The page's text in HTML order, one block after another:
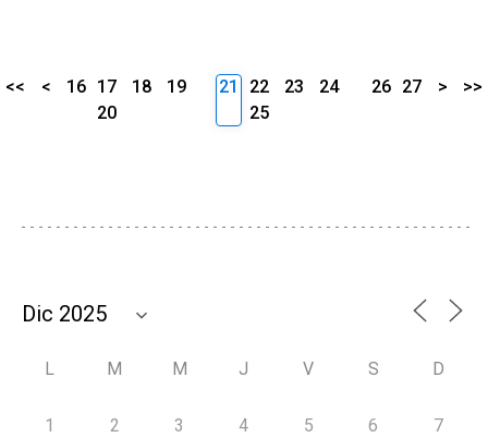
<< < 16 17 18
19
20
21 22 23
24
25
26 27 > >>
L M M J V S D
1 2 3 4 5 6 7